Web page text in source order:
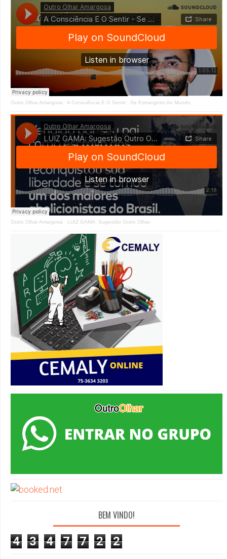
Outro Olhar Amargosa · A Consciência E O Sentir - Se Estrangeiro Ao Mundo
Outro Olhar Amargosa · LUIZ GAMA: Sugestão Outro Olhar
BEM VINDO!
4 3 4 7 7 2 2